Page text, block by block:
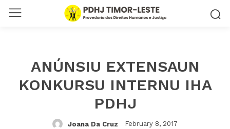
ANÚNSIU EXTENSAUN
KONKURSU INTERNU IHA
PDHJ
Joana Da Cruz February 8, 2017